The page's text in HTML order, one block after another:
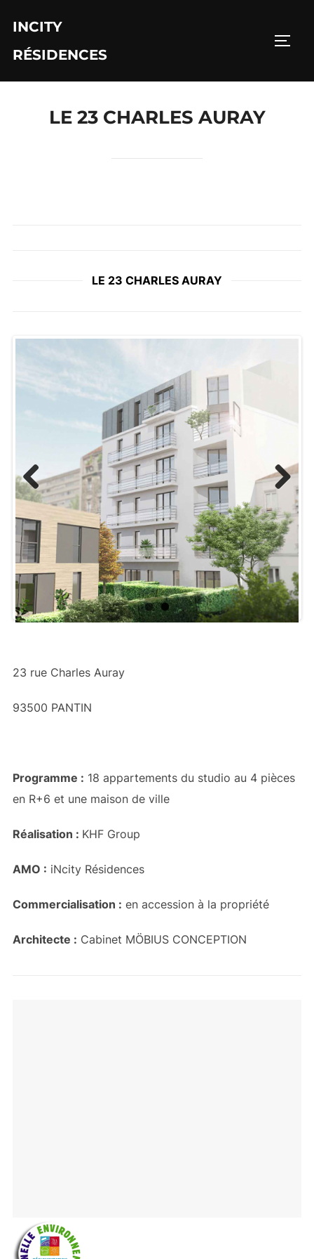
contenu
INCITY
RÉSIDENCES
LE 23 CHARLES AURAY
LE 23 CHARLES AURAY
Previ
ous
Next
23 rue Charles Auray
93500 PANTIN
Programme : 18 appartements du studio au 4 pièces
en R+6 et une maison de ville
Réalisation : KHF Group
AMO : iNcity Résidences
Commercialisation : en accession à la propriété
Architecte : Cabinet MÖBIUS CONCEPTION